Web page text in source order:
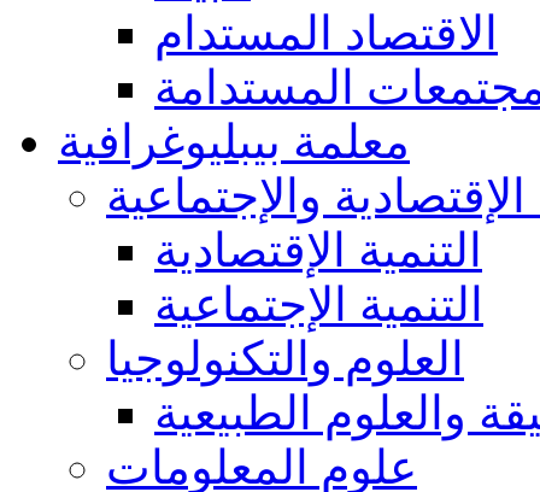
الاقتصاد المستدام
المستدامة
معلمة بيبليوغرافية
الإقتصادية والإجتماعية
التنمية الإقتصادية
التنمية الإجتماعية
العلوم والتكنولوجيا
والعلوم الطبيعية
علوم المعلومات